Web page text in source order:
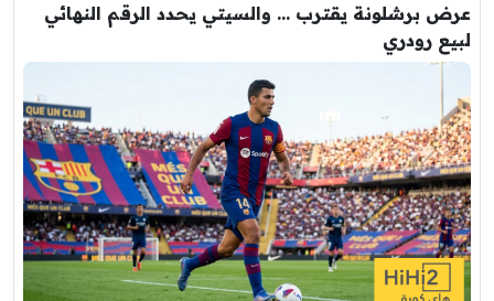
عرض برشلونة يقترب … والسيتي يحدد الرقم النهائي
لبيع رودري